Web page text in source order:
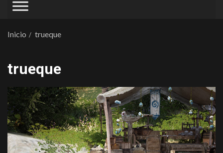
Inicio trueque
trueque